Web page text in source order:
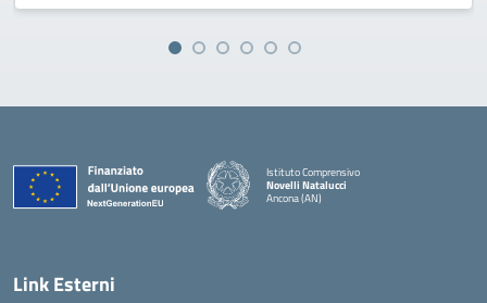
Istituto Comprensivo
Novelli Natalucci
Ancona (AN)
Link Esterni